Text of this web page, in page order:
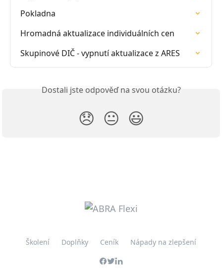
Pokladna
Hromadná aktualizace individuálních cen
Skupinové DIČ - vypnutí aktualizace z ARES
Dostali jste odpověď na svou otázku?
😞 😐 😃
Školení Doplňky Ceník Nápady na zlepšení